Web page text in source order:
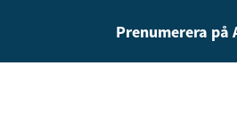
Prenumerera på